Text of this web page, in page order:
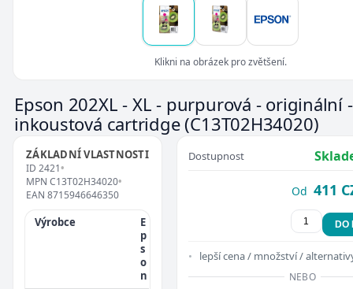
Klikni na obrázek pro zvětšení.
Epson 202XL - XL - purpurová - originální -
inkoustová cartridge(C13T02H34020)
ZÁKLADNÍ VLASTNOSTI
ID 2421•
MPN C13T02H34020•
EAN 8715946646350
Výrobce
E
p
s
o
n
Dostupnost
Od 411
DO
lepší cena / množství /
NEBO